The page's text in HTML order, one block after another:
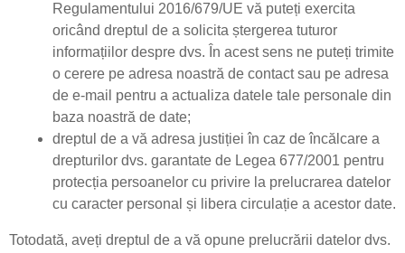
Regulamentului 2016/679/UE vă puteți exercita
oricând dreptul de a solicita ștergerea tuturor
informațiilor despre dvs. În acest sens ne puteți trimite
o cerere pe adresa noastră de contact sau pe adresa
de e-mail pentru a actualiza datele tale personale din
baza noastră de date;
dreptul de a vă adresa justiției în caz de încălcare a
drepturilor dvs. garantate de Legea 677/2001 pentru
protecția persoanelor cu privire la prelucrarea datelor
cu caracter personal și libera circulație a acestor date.
Totodată, aveți dreptul de a vă opune prelucrării datelor dvs.